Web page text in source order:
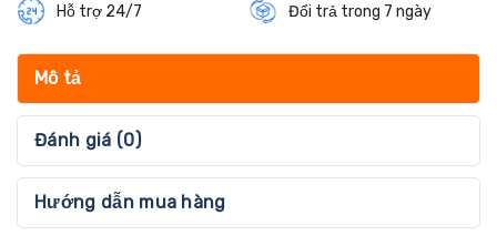
Hỗ trợ 24/7
Đổi trả trong 7 ngày
Mô tả
Đánh giá (0)
Hướng dẫn mua hàng